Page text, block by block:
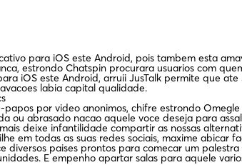
para iOS este Android, pois tambem esta
estrondo Chatspin procurara usuarios com
iOS este Android, arruii JusTalk permite que
labia capital qualidade.
por video anonimos, chifre estrondo
ou abrasado nacao aquele voce deseja para
deixe infantilidade compartir as nossas
em todas as suas redes sociais, maxime abicar
diversos paises prontos para comecar um
E empenho apartar salas para aquele